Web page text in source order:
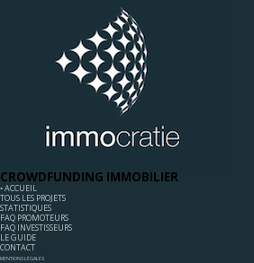
CROWDFUNDING IMMOBILIER
◦ ACCUEIL
TOUS LES PROJETS
STATISTIQUES
FAQ PROMOTEURS
FAQ INVESTISSEURS
LE GUIDE
CONTACT
MENTIONS LÉGALES